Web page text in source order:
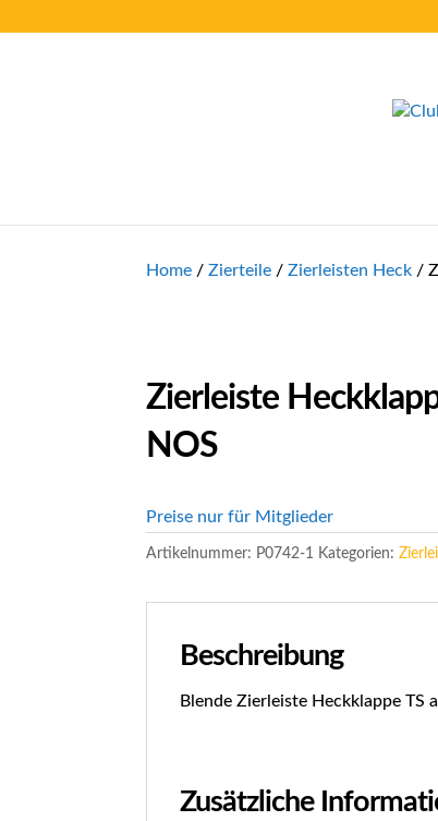
Home /Zierteile /Zierleisten Heck /
Zierleiste
NOS
Preise nur für Mitglieder
Artikelnummer: P0742-1 Kategorien:
Beschreibung
Blende Zierleiste Heckklappe TS
Zusätzliche